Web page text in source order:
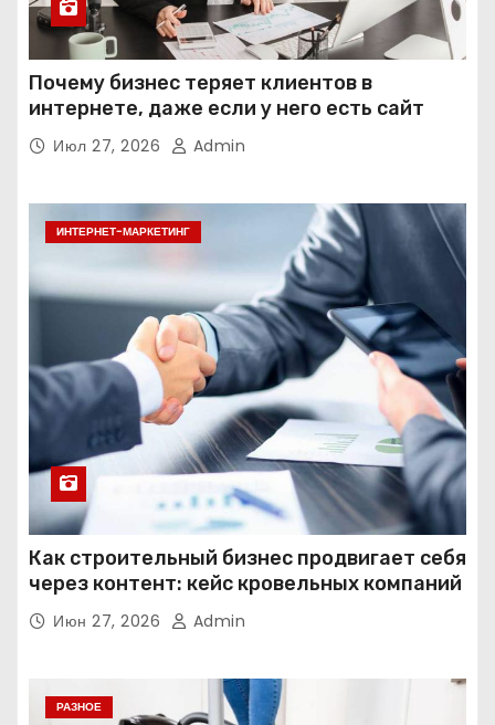
Почему бизнес теряет клиентов в
интернете, даже если у него есть сайт
Июл 27, 2026 Admin
ИНТЕРНЕТ-МАРКЕТИНГ
Как строительный бизнес продвигает себя
через контент: кейс кровельных компаний
Июн 27, 2026 Admin
РАЗНОЕ